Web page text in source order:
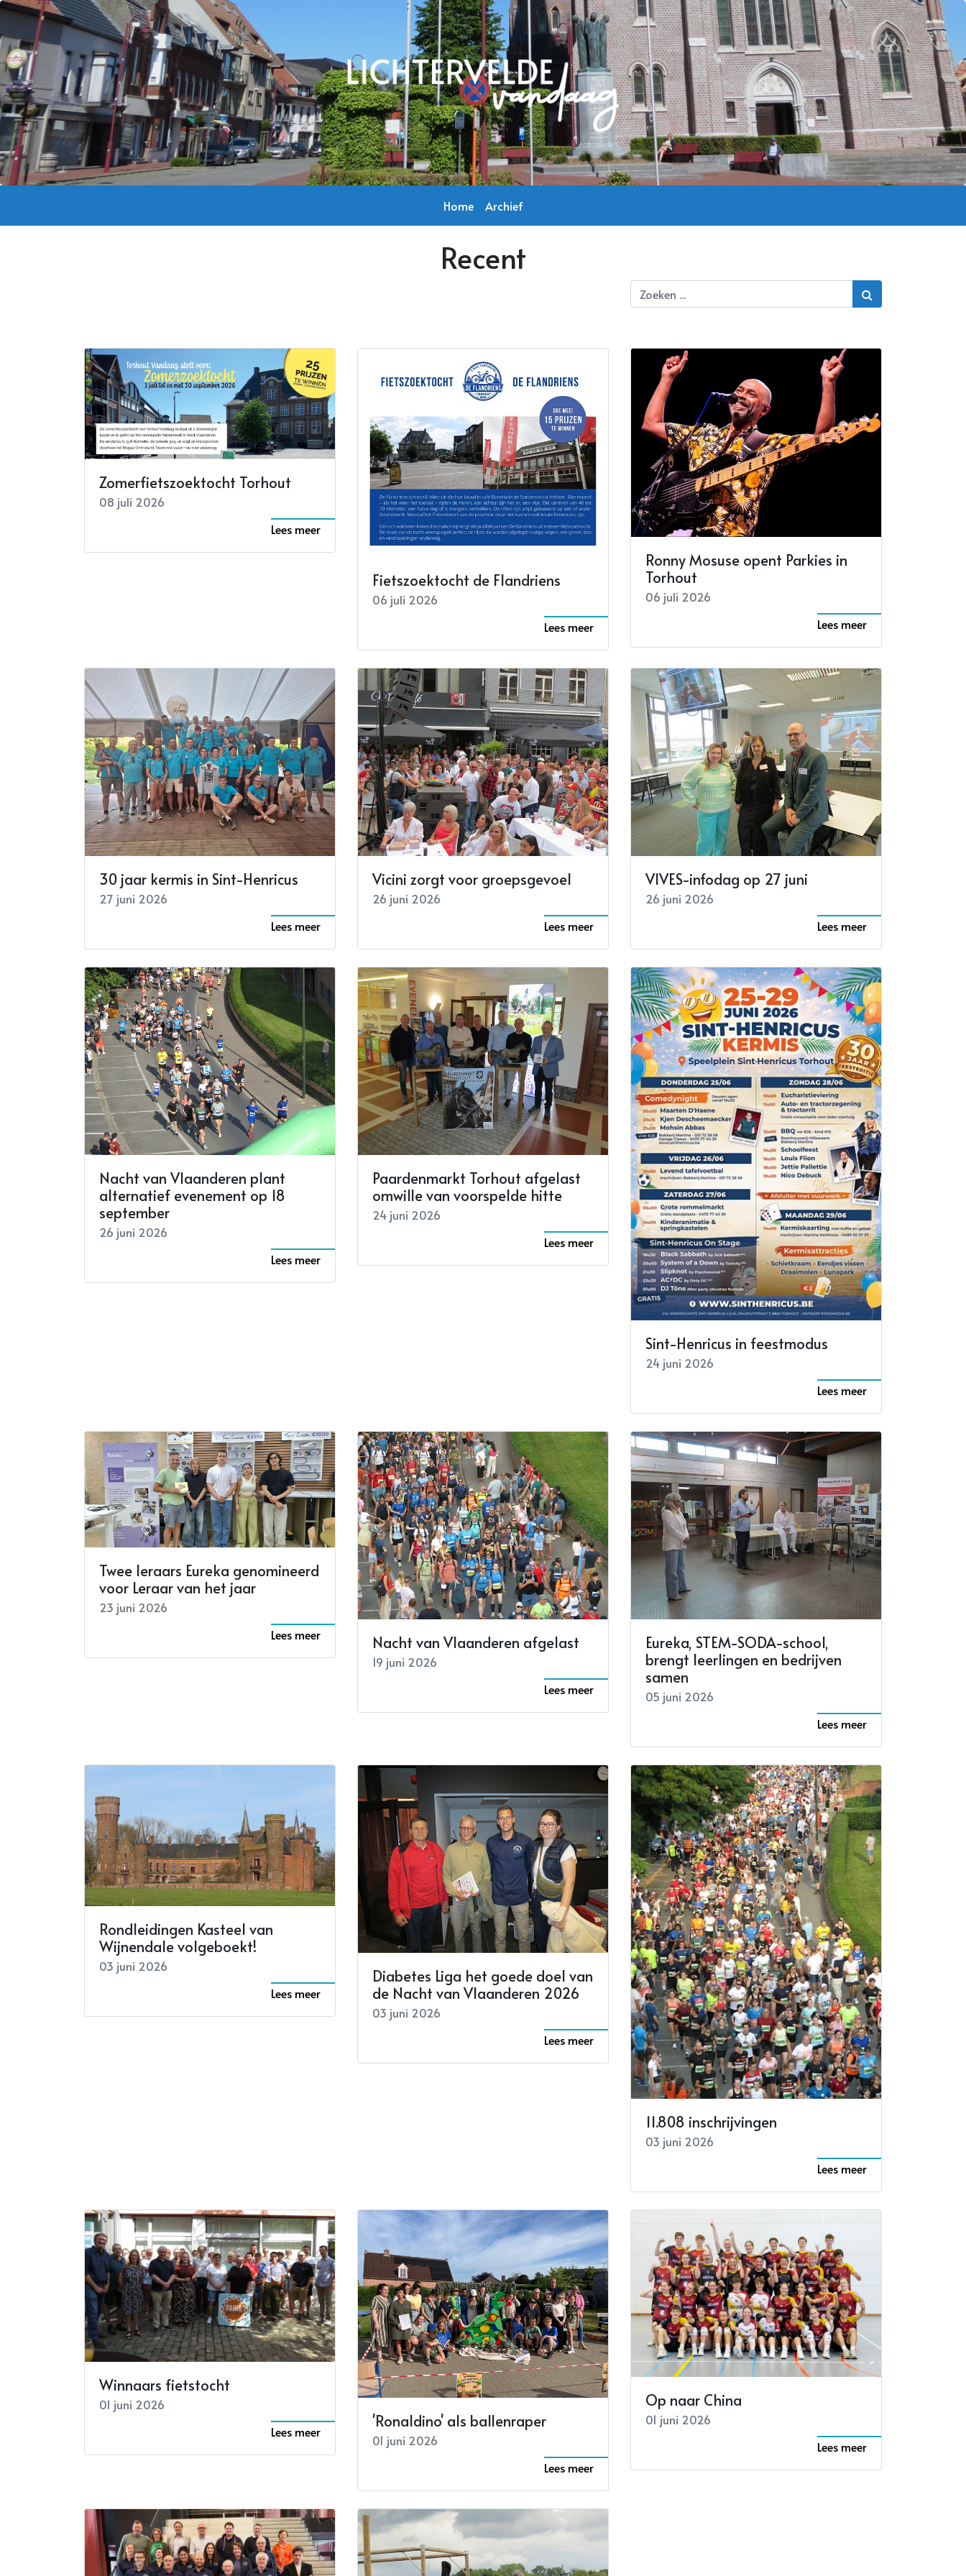
Home Archief
Recent
Zomerfietszoektocht Torhout
08 juli 2026
Lees meer
Fietszoektocht de Flandriens
06 juli 2026
Lees meer
Ronny Mosuse opent Parkies in
Torhout
06 juli 2026
Lees meer
30 jaar kermis in Sint-Henricus
27 juni 2026
Lees meer
Vicini zorgt voor groepsgevoel
26 juni 2026
Lees meer
VIVES-infodag op 27 juni
26 juni 2026
Lees meer
Nacht van Vlaanderen plant
alternatief evenement op 18
september
26 juni 2026
Lees meer
Paardenmarkt Torhout afgelast
omwille van voorspelde hitte
24 juni 2026
Lees meer
Sint-Henricus in feestmodus
24 juni 2026
Lees meer
Twee leraars Eureka genomineerd
voor Leraar van het jaar
23 juni 2026
Lees meer
Nacht van Vlaanderen afgelast
19 juni 2026
Lees meer
Eureka, STEM-SODA-school,
brengt leerlingen en bedrijven
samen
05 juni 2026
Lees meer
Rondleidingen Kasteel van
Wijnendale volgeboekt!
03 juni 2026
Lees meer
Diabetes Liga het goede doel van
de Nacht van Vlaanderen 2026
03 juni 2026
Lees meer
11.808 inschrijvingen
03 juni 2026
Lees meer
Winnaars fietstocht
01 juni 2026
Lees meer
'Ronaldino' als ballenraper
01 juni 2026
Lees meer
Op naar China
01 juni 2026
Lees meer